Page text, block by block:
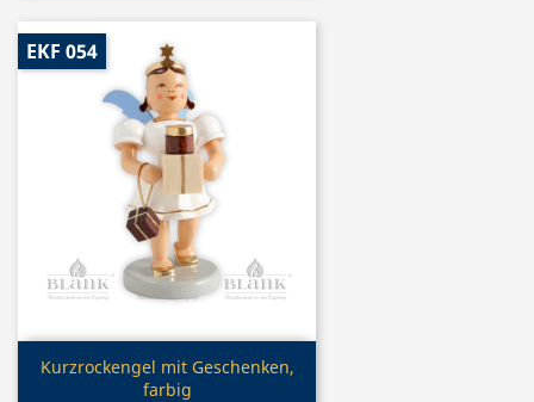
Vorschau
Kurzrockengel mit Geschenken,
farbig
EKF 054